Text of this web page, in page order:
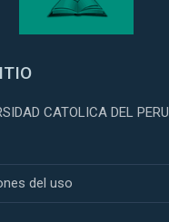
CATOLICA DEL PERU
del uso